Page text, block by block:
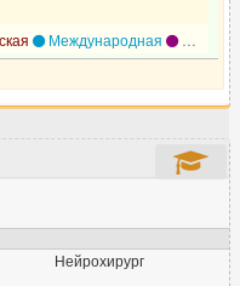
Международная Улица 1905 года
Нейрохирург